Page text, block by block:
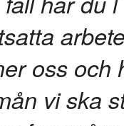
oss och
vi ska